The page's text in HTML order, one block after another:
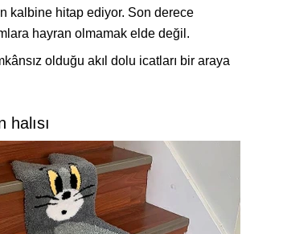
kalbine hitap ediyor. Son derece
hayran olmamak elde değil.
olduğu akıl dolu icatları bir araya
halısı